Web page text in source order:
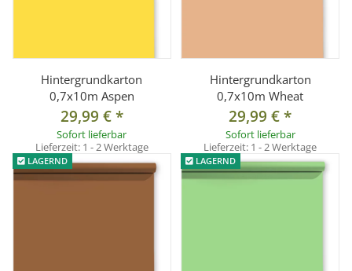
Hintergrundkarton
0,7x10m Aspen
29,99 €*
Sofort lieferbar
Lieferzeit: 1 - 2 Werktage
Hintergrundkarton
0,7x10m Wheat
29,99 €*
Sofort lieferbar
Lieferzeit: 1 - 2 Werktage
LAGERND LAGERND